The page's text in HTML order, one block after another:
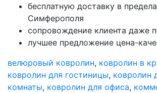
бесплатную доставку в
Симферополя
сопровождение клиента даже
лучшее предложение цена-
велюровый ковролин, ковролин в
ковролин для гостиницы, ковролин
комнаты, ковролин для офиса,